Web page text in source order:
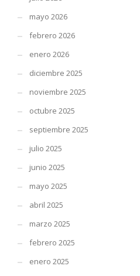
mayo 2026
febrero 2026
enero 2026
diciembre 2025
noviembre 2025
octubre 2025
septiembre 2025
julio 2025
junio 2025
mayo 2025
abril 2025
marzo 2025
febrero 2025
enero 2025